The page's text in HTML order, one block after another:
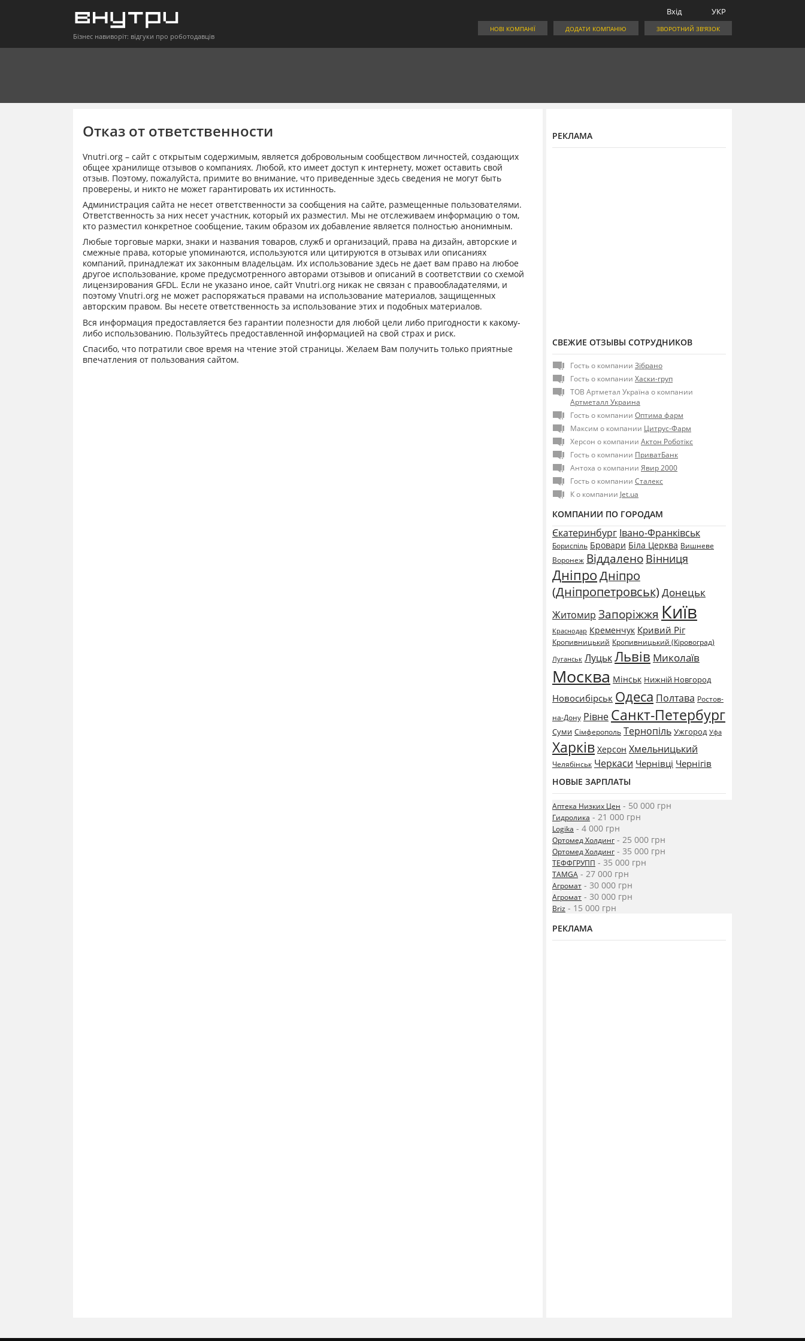
Бізнес навиворіт: відгуки про роботодавців
УКР
Вхід
ЗВОРОТНИЙ ЗВ'ЯЗОК
ДОДАТИ КОМПАНІЮ
НОВІ КОМПАНІЇ
Отказ от ответственности
Vnutri.org – сайт с открытым содержимым, является добровольным сообществом личностей, создающих
общее хранилище отзывов о компаниях. Любой, кто имеет доступ к интернету, может оставить свой
отзыв. Поэтому, пожалуйста, примите во внимание, что приведенные здесь сведения не могут быть
проверены, и никто не может гарантировать их истинность.
Администрация сайта не несет ответственности за сообщения на сайте, размещенные пользователями.
Ответственность за них несет участник, который их разместил. Мы не отслеживаем информацию о том,
кто разместил конкретное сообщение, таким образом их добавление является полностью анонимным.
Любые торговые марки, знаки и названия товаров, служб и организаций, права на дизайн, авторские и
смежные права, которые упоминаются, используются или цитируются в отзывах или описаниях
компаний, принадлежат их законным владельцам. Их использование здесь не дает вам право на любое
другое использование, кроме предусмотренного авторами отзывов и описаний в соответствии со схемой
лицензирования GFDL. Если не указано иное, сайт Vnutri.org никак не связан с правообладателями, и
поэтому Vnutri.org не может распоряжаться правами на использование материалов, защищенных
авторским правом. Вы несете ответственность за использование этих и подобных материалов.
Вся информация предоставляется без гарантии полезности для любой цели либо пригодности к какому-
либо использованию. Пользуйтесь предоставленной информацией на свой страх и риск.
Спасибо, что потратили свое время на чтение этой страницы. Желаем Вам получить только приятные
впечатления от пользования сайтом.
РЕКЛАМА
СВЕЖИЕ ОТЗЫВЫ СОТРУДНИКОВ
Гость о компании Зібрано
Гость о компании Хаски-груп
ТОВ Артметал Україна о компании
Артметалл Украина
Гость о компании Оптима фарм
Максим о компании Цитрус-Фарм
Херсон о компании Актон Роботікс
Гость о компании ПриватБанк
Антоха о компании Явир 2000
Гость о компании Сталекс
К о компании Jet.ua
КОМПАНИИ ПО ГОРОДАМ
Єкатеринбург Івано-Франківськ
Бориспіль Бровари Біла Церква Вишневе
Воронеж Віддалено Вінниця
ДніпроДніпро
(Дніпропетровськ) Донецьк
Житомир Запоріжжя Київ
Краснодар Кременчук Кривий Ріг
Кропивницький Кропивницький (Кіровоград)
Луганськ ЛуцькЛьвів Миколаїв
Москва Мінськ Нижній Новгород
Новосибірськ Одеса Полтава Ростов-
на-Дону Рівне Санкт-Петербург
Суми Сімферополь Тернопіль Ужгород Уфа
Харків Херсон Хмельницький
Челябінськ Черкаси Чернівці Чернігів
НОВЫЕ ЗАРПЛАТЫ
Аптека Низких Цен - 50 000 грн
Гидролика - 21 000 грн
Logika - 4 000 грн
Ортомед Холдинг - 25 000 грн
Ортомед Холдинг - 35 000 грн
ТЕФФГРУПП - 35 000 грн
TAMGA - 27 000 грн
Агромат - 30 000 грн
Агромат - 30 000 грн
Briz - 15 000 грн
РЕКЛАМА